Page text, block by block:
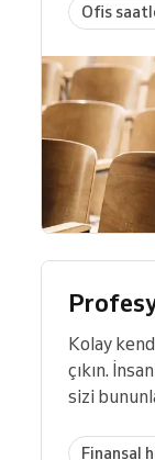
Ofis
Kolay
çıkın.
sizi
Finansal